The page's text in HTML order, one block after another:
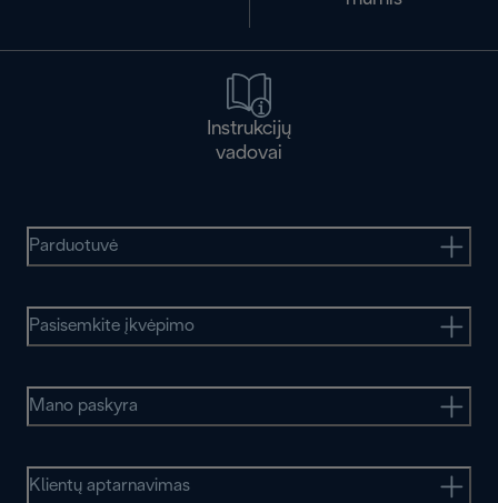
Instrukcijų
vadovai
Parduotuvė
Pasisemkite įkvėpimo
Mano paskyra
Klientų aptarnavimas